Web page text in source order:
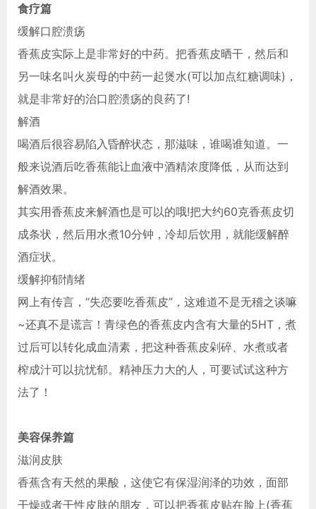
食疗篇
缓解口腔溃疡
香蕉皮实际上是非常好的中药。把香蕉皮晒干，然后和
另一味名叫火炭母的中药一起煲水(可以加点红糖调味)，
就是非常好的治口腔溃疡的良药了!
解酒
喝酒后很容易陷入昏醉状态，那滋味，谁喝谁知道。一
般来说酒后吃香蕉能让血液中酒精浓度降低，从而达到
解酒效果。
其实用香蕉皮来解酒也是可以的哦!把大约60克香蕉皮切
成条状，然后用水煮10分钟，冷却后饮用，就能缓解醉
酒症状。
缓解抑郁情绪
网上有传言，“失恋要吃香蕉皮”，这难道不是无稽之谈嘛
~还真不是谎言！青绿色的香蕉皮内含有大量的5HT，煮
过后可以转化成血清素，把这种香蕉皮剁碎、水煮或者
榨成汁可以抗忧郁。精神压力大的人，可要试试这种方
法了！
美容保养篇
滋润皮肤
香蕉含有天然的果酸，这使它有保湿润泽的功效，面部
干燥或者干性皮肤的朋友，可以把香蕉皮贴在脸上(香蕉